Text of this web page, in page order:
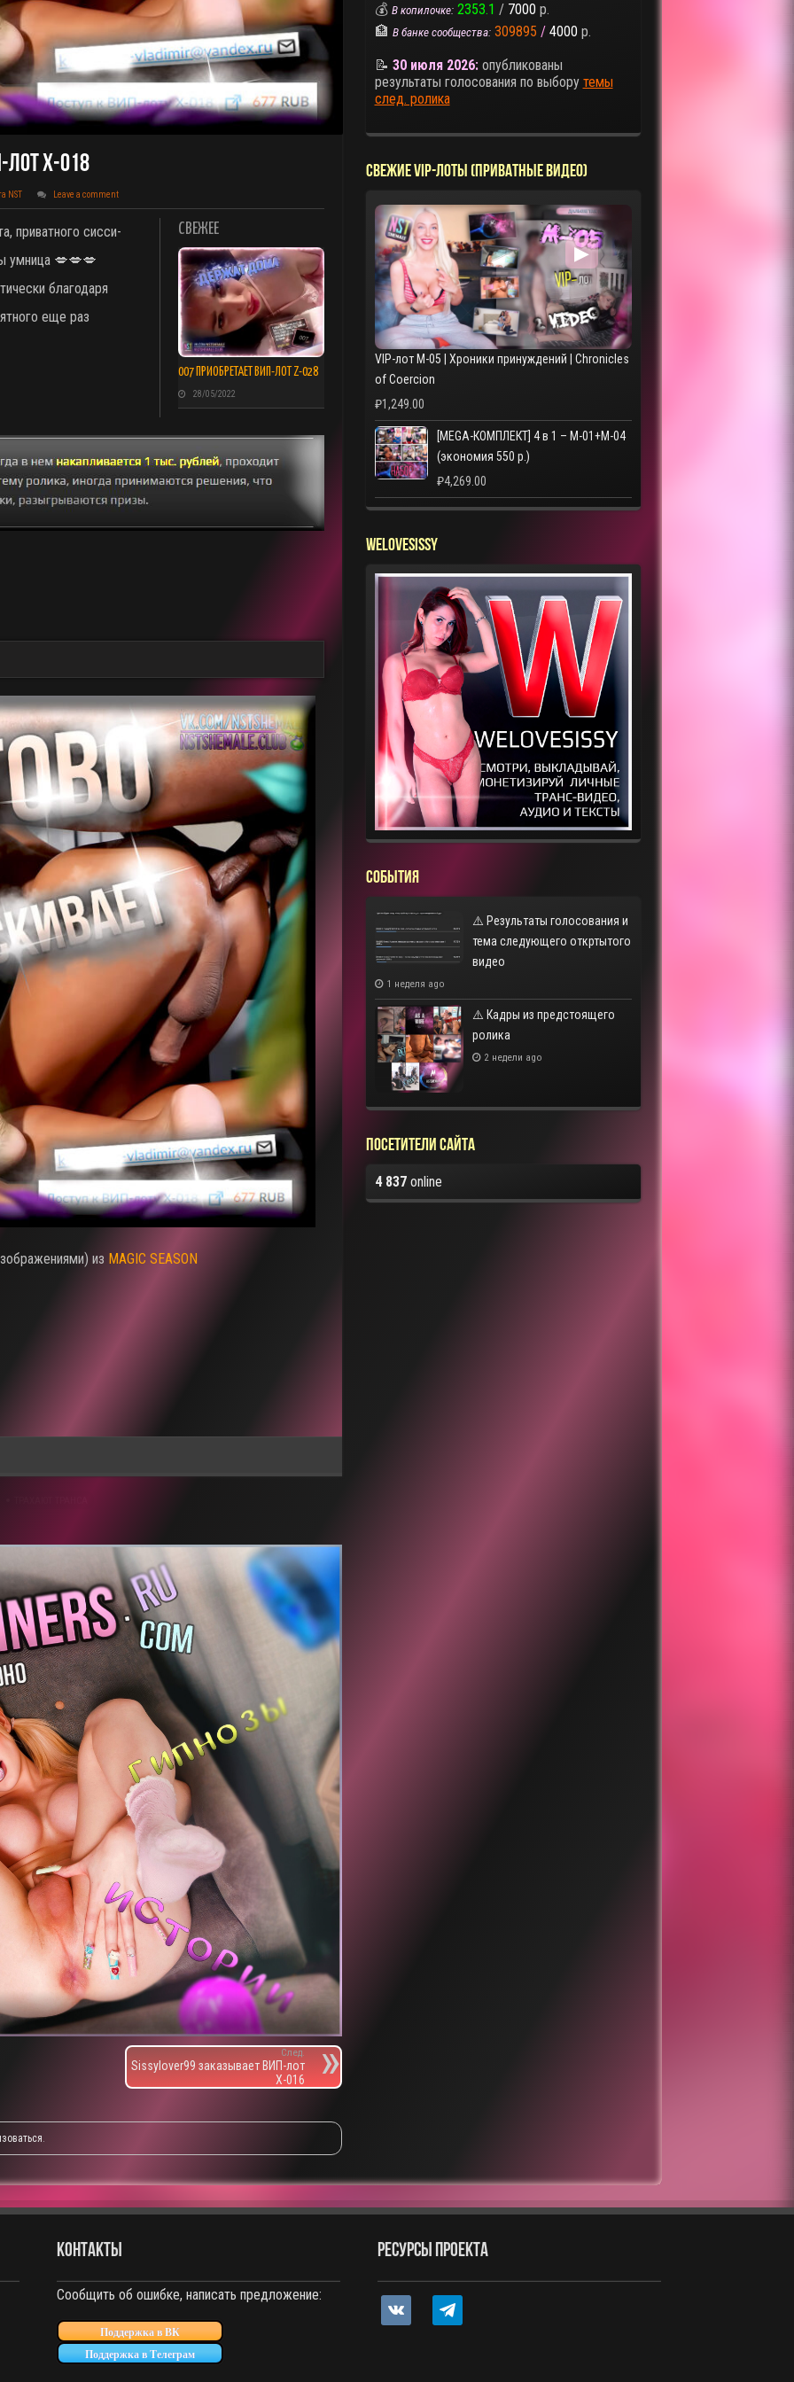
Лот X-018
NST Leave a comment
СВЕЖЕЕ
007 ПРИОБРЕТАЕТ ВИП-ЛОТ Z-028
28/05/2022
приватного сисси-
умница 💋💋💋
благодаря
еще раз
из MAGIC SEASON
След.
Sissylover99 заказывает ВИП-лот
X-016
.
💰 В копилочке: 2353.1 / 7000 р.
🏦 В банке сообщества: 309895 / 4000 р.
📝 30 июля 2026:опубликованы
результаты голосования по выбору темы
след. ролика
СВЕЖИЕ VIP-ЛОТЫ (ПРИВАТНЫЕ ВИДЕО)
▶
VIP-лот M-05 | Хроники принуждений | Chronicles
of Coercion
₽1,249.00
[MEGA-КОМПЛЕКТ] 4 в 1 – M-01+M-04
(экономия 550 р.)
₽4,269.00
WELOVESISSY
СОБЫТИЯ
⚠️ Результаты голосования и
тема следующего откртытого
видео
1 неделя ago
⚠️ Кадры из предстоящего
ролика
2 недели ago
Посетители сайта
4 837online
КОНТАКТЫ
Сообщить об ошибке, написать предложение:
Поддержка в ВК
Поддержка в Телеграм
РЕСУРСЫ ПРОЕКТА
vkontakte telegram